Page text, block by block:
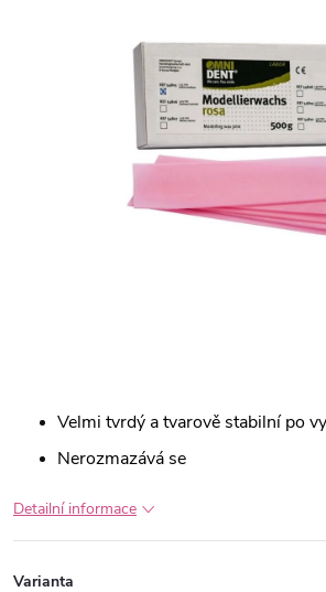
Velmi tvrdý a tvarově stabilní po
Nerozmazává se
Detailní informace
Varianta